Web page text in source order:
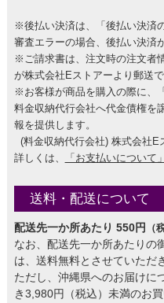
※後払い決済は、「後払い決済
審査エラーの場合、後払い決済
※ご請求書は、注文時の注文者
が株式会社Eストアーより郵送で
※お客様が商品を購入の際に、
料金収納代行会社へ代金債権を
報を提供します。
(料金収納代行会社) 株式会社E
詳しくは、
「お支払いについて
送料・配送について
配送先一か所あたり 550円 （
なお、配送先一か所あたりの
は、送料無料とさせていただ
ただし、沖縄県へのお届けに
き3,980円（税込）未満のお